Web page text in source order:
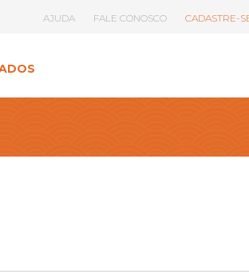
AJUDA FALE CONOSCO CADASTRE-